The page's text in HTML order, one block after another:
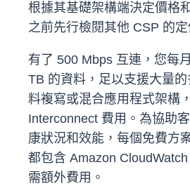
根據其基礎架構端決定價格
之前先行檢閱其他 CSP 的定
有了 500 Mbps 互連，您每
TB 的資料，足以支援大量
料複寫或混合應用程式架構
Interconnect 費用。為協助
康狀況和效能，每個免費方
都包含 Amazon
需額外費用。